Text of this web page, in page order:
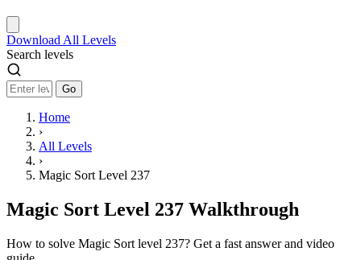
Download All Levels
Search levels
Go
Home
›
All Levels
›
Magic Sort Level 237
Magic Sort Level 237 Walkthrough
How to solve Magic Sort level 237? Get a fast answer and video